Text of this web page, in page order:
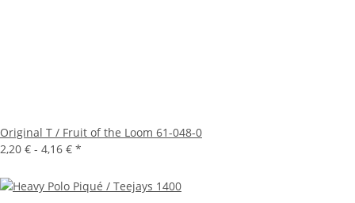
Original T / Fruit of the Loom 61-048-0
2,20 € - 4,16 € *